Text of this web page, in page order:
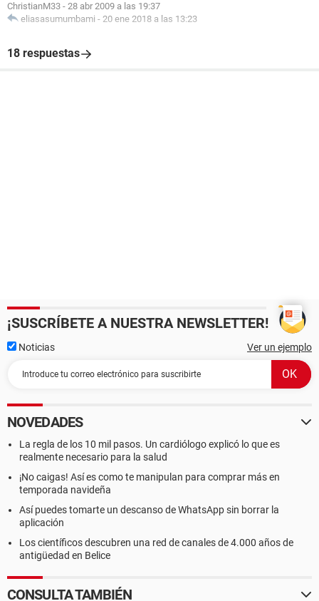
ChristianM33 - 28 abr 2009 a las 19:37
eliasasumumbami - 20 ene 2018 a las 13:23
18 respuestas
¡SUSCRÍBETE A NUESTRA NEWSLETTER!
Noticias Ver un ejemplo
NOVEDADES
La regla de los 10 mil pasos. Un cardiólogo explicó lo que es
realmente necesario para la salud
¡No caigas! Así es como te manipulan para comprar más en
temporada navideña
Así puedes tomarte un descanso de WhatsApp sin borrar la
aplicación
Los científicos descubren una red de canales de 4.000 años de
antigüedad en Belice
CONSULTA TAMBIÉN